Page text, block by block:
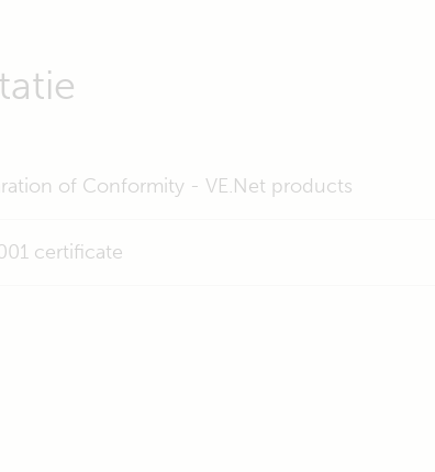
of Conformity - VE.Net products
certificate